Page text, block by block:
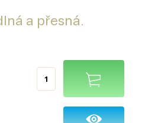
a přesná.